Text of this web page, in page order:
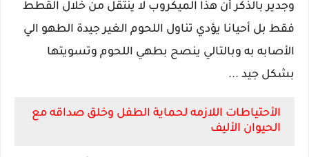
وجدير بالذكر أن هذا الميكروب لا ينتقل من خلال القطط
فقط بل أحيانا يؤدي تناول اللحوم الغير جيدة الطهو الي
الأصابه به وبالتالي ينصح بطهي اللحوم وتسويتها
بشكل جيد ...
الأحتياطات اللازمه لحماية الطفل وخلق صداقه مع
الحيوان الأليف